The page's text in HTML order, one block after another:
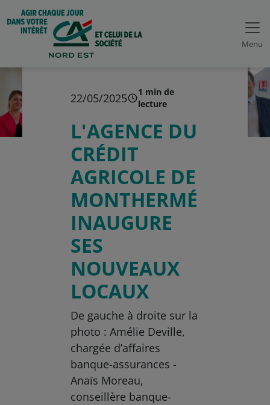
Menu
22/05/2025
1 min de
lecture
L'AGENCE DU
CRÉDIT
AGRICOLE DE
MONTHERMÉ
INAUGURE
SES
NOUVEAUX
LOCAUX
De gauche à droite sur la
photo : Amélie Deville,
chargée d’affaires
banque-assurances -
Anaïs Moreau,
conseillère banque-